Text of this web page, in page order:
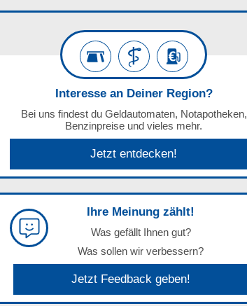
Interesse an Deiner Region?
Bei uns findest du Geldautomaten, Notapotheken,
Benzinpreise und vieles mehr.
Jetzt entdecken!
Ihre Meinung zählt!
Was gefällt Ihnen gut?
Was sollen wir verbessern?
Jetzt Feedback geben!